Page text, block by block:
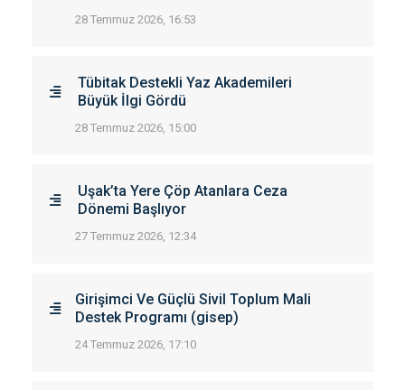
28 Temmuz 2026, 16:53
Tübitak Destekli Yaz Akademileri
Büyük İlgi Gördü
28 Temmuz 2026, 15:00
Uşak’ta Yere Çöp Atanlara Ceza
Dönemi Başlıyor
27 Temmuz 2026, 12:34
Girişimci Ve Güçlü Sivil Toplum Mali
Destek Programı (gisep)
24 Temmuz 2026, 17:10